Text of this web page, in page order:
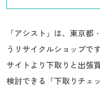
「アシスト」は、東京
うリサイクルショップで
サイトより下取りと出張
検討できる「下取りチェ